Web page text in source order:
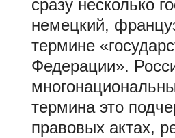
сразу несколько
немецкий,
термине
Федерации».
термина это
правовых актах,